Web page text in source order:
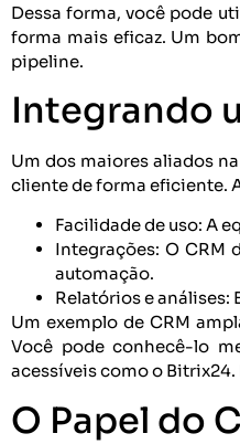
Dessa forma, você pode
forma mais eficaz. Um
pipeline.
Integrando
Um dos maiores aliados
cliente de forma eficiente.
Facilidade de uso: A
Integrações: O CRM
automação.
Relatórios e análises:
Um exemplo de CRM
Você pode conhecê-lo
acessíveis como o
O Papel do